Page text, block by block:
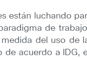
están luchando
de
del uso de
de acuerdo a IDG,